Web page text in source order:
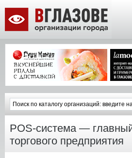
POS-система —
торгового предприятия